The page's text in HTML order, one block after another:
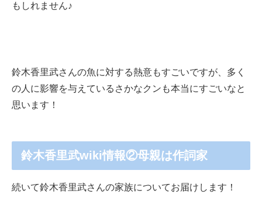
もしれません♪
鈴木香里武さんの魚に対する熱意もすごいですが、多く
の人に影響を与えているさかなクンも本当にすごいなと
思います！
鈴木香里武wiki情報②母親は作詞家
続いて鈴木香里武さんの家族についてお届けします！